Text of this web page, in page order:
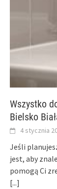
Wszystko
Bielsko
4 stycznia
Jeśli
jest, aby
pomogą Ci
[...]